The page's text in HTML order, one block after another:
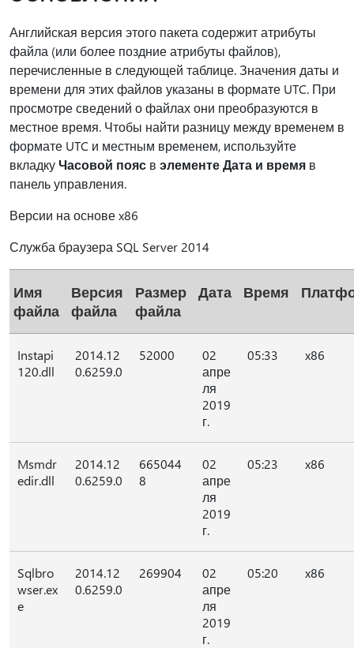
Английская версия этого пакета содержит атрибуты
файла (или более поздние атрибуты файлов),
перечисленные в следующей таблице. Значения даты и
времени для этих файлов указаны в формате UTC. При
просмотре сведений о файлах они преобразуются в
местное время. Чтобы найти разницу между временем в
формате UTC и местным временем, используйте
вкладкуЧасовой пояс в элементе Дата и время в
панель управления.
Версии на основе x86
Служба браузера SQL Server 2014
Имя
файла
Версия
файла
Размер
файла
Дата Время
Instapi
120.dll
2014.12
0.6259.0
52000
02
апре
ля
2019
г.
05:33 x86
Msmdr
edir.dll
2014.12
0.6259.0
665044
8
02
апре
ля
2019
г.
05:23 x86
Sqlbro
wser.ex
e
2014.12
0.6259.0
269904
02
апре
ля
2019
г.
05:20 x86